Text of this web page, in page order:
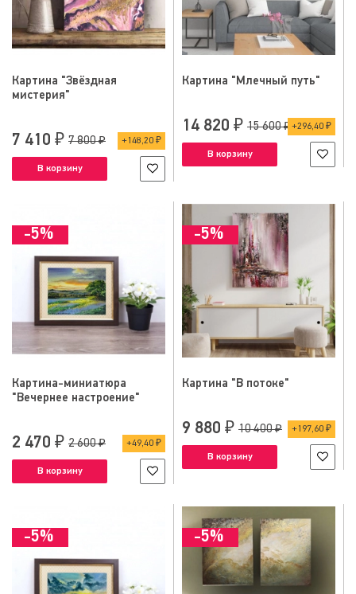
Картина "Звёздная
мистерия"
7 410 ₽ 7 800 ₽ 148,20 ₽
В корзину
Картина "Млечный путь"
14 820 ₽ 15 600 ₽ 296,40 ₽
В корзину
-5%
Картина-миниатюра
"Вечернее настроение"
2 470 ₽ 2 600 ₽ 49,40 ₽
В корзину
-5%
Картина "В потоке"
9 880 ₽ 10 400 ₽ 197,60 ₽
В корзину
-5% -5%